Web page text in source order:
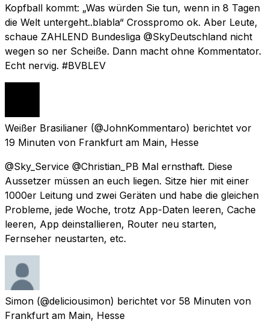
Kopfball kommt: „Was würden Sie tun, wenn in 8 Tagen
die Welt untergeht..blabla“ Crosspromo ok. Aber Leute,
schaue ZAHLEND Bundesliga @SkyDeutschland nicht
wegen so ner Scheiße. Dann macht ohne Kommentator.
Echt nervig. #BVBLEV
Weißer Brasilianer (@JohnKommentaro) berichtet vor
19 Minuten von Frankfurt am Main, Hesse
@Sky_Service @Christian_PB Mal ernsthaft. Diese
Aussetzer müssen an euch liegen. Sitze hier mit einer
1000er Leitung und zwei Geräten und habe die gleichen
Probleme, jede Woche, trotz App-Daten leeren, Cache
leeren, App deinstallieren, Router neu starten,
Fernseher neustarten, etc.
Simon (@deliciousimon) berichtet vor 58 Minuten von
Frankfurt am Main, Hesse